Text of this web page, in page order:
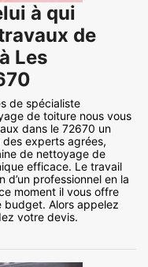
à qui
de
Les
de spécialiste
de toiture nous vous
dans le 72670 un
experts agrées,
de nettoyage de
efficace. Le travail
professionnel en la
moment il vous offre
Alors appelez
votre devis.